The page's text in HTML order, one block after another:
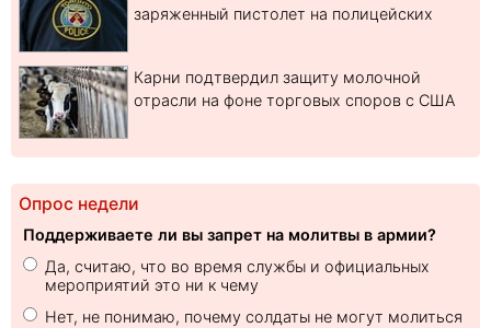
заряженный пистолет на полицейских
Карни подтвердил защиту молочной
отрасли на фоне торговых споров с США
Опрос недели
Поддерживаете ли вы запрет на молитвы в армии?
Да, считаю, что во время службы и официальных
мероприятий это ни к чему
Нет, не понимаю, почему солдаты не могут молиться